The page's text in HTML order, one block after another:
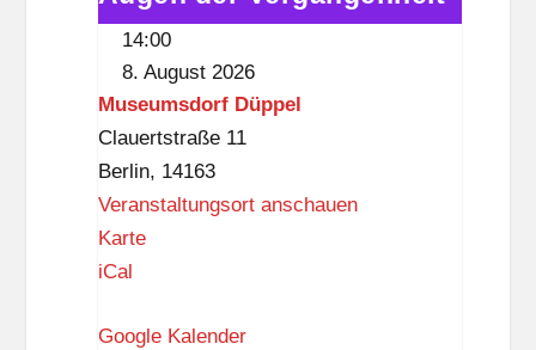
i
a
t
H
e
n
n
c
Mit
Augen
der
Vergangenheit
14:00
8. August 2026
Museumsdorf Düppel
Clauertstraße 11
Berlin, 14163
Veranstaltungsort anschauen
KarteM
e
iCal
Google Kalender